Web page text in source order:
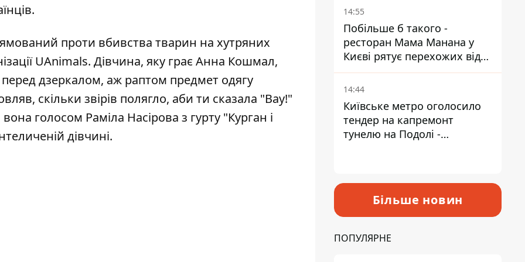
проти вбивства тварин на хутряних
UAnimals. Дівчина, яку грає Анна Кошмал,
дзеркалом, аж раптом предмет одягу
скільки звірів полягло, аби ти сказала "Вау!"
голосом Раміла Насірова з гурту "Курган і
дівчині.
Пантелеєв
14:55
Побільше б такого -
ресторан Мама Манана у
Києві рятує перехожих від
спеки
14:44
Київське метро оголосило
тендер на капремонт
тунелю на Подолі -
Більше новин
ПОПУЛЯРНЕ